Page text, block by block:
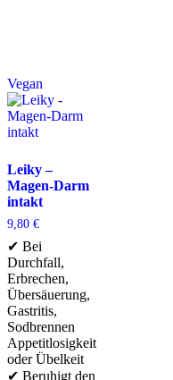
Vegan
Leiky –
Magen-Darm
intakt
9,80 €
✔ Bei
Durchfall,
Erbrechen,
Übersäuerung,
Gastritis,
Sodbrennen
Appetitlosigkeit
oder Übelkeit
✔ Beruhigt den